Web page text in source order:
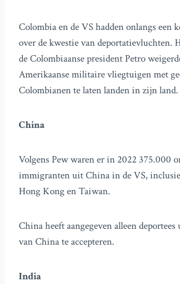
Colombia en de VS hadden onlangs een
over de kwestie van deportatievluchten.
de Colombiaanse president Petro
Amerikaanse militaire vliegtuigen met
Colombianen te laten landen in zijn land.
China
Volgens Pew waren er in 2022 375.000
immigranten uit China in de VS,
Hong Kong en Taiwan.
China heeft aangegeven alleen
van China te accepteren.
India